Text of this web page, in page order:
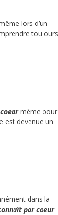
lors d’un
toujours
même pour
est devenue un
dans la
par coeur